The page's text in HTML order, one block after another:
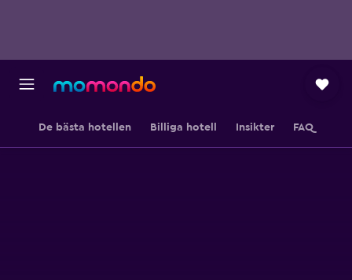
De bästa hotellen Billiga hotell Insikter FAQ